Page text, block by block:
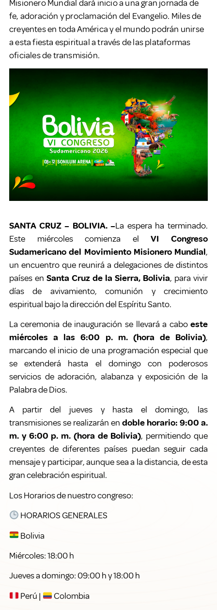
Misionero Mundial dará inicio a una gran jornada de
fe, adoración y proclamación del Evangelio. Miles de
creyentes en toda América y el mundo podrán unirse
a esta fiesta espiritual a través de las plataformas
oficiales de transmisión.
SANTA CRUZ – BOLIVIA. –La espera ha terminado.
Este miércoles comienza elVI Congreso
Sudamericano del Movimiento Misionero Mundial,
un encuentro que reunirá a delegaciones de distintos
países en Santa Cruz de la Sierra, Bolivia, para vivir
días de avivamiento, comunión y crecimiento
espiritual bajo la dirección del Espíritu Santo.
La ceremonia de inauguración se llevará a caboeste
miércoles a las 6:00 p. m. (hora de Bolivia),
marcando el inicio de una programación especial que
se extenderá hasta el domingo con poderosos
servicios de adoración, alabanza y exposición de la
Palabra de Dios.
A partir del jueves y hasta el domingo, las
transmisiones se realizarán endoble horario: 9:00 a.
m. y 6:00 p. m. (hora de Bolivia), permitiendo que
creyentes de diferentes países puedan seguir cada
mensaje y participar, aunque sea a la distancia, de esta
gran celebración espiritual.
Los Horarios de nuestro congreso:
HORARIOS GENERALES
Bolivia
Miércoles: 18:00 h
Jueves a domingo: 09:00 h y 18:00 h
Perú |
Colombia